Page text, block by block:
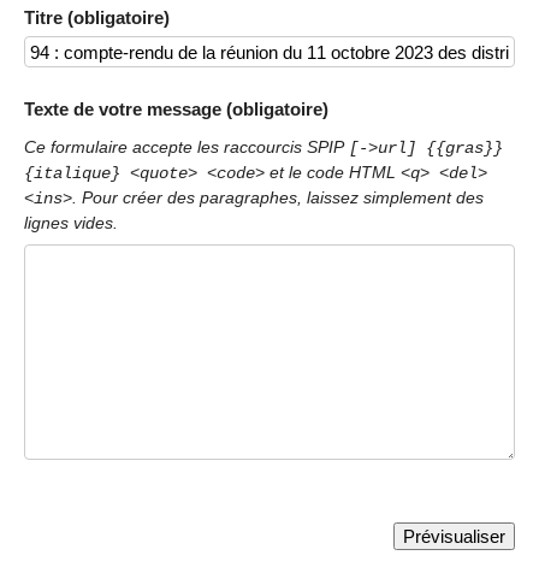
Titre (obligatoire)
Texte de votre message (obligatoire)
Ce formulaire accepte les raccourcis SPIP [->url] {{gras}}
{italique} <quote> <code> et le code HTML <q> <del>
<ins> . Pour créer des paragraphes, laissez simplement des
lignes vides.